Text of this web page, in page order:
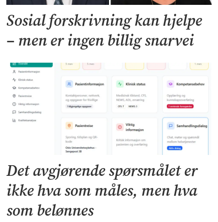
Sosial forskrivning kan hjelpe
– men er ingen billig snarvei
Det avgjørende spørsmålet er
ikke hva som måles, men hva
som belønnes